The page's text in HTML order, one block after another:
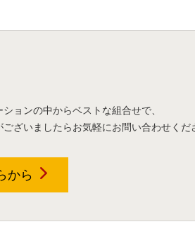
ョンの中からベストな組合せで、
ざいましたらお気軽にお問い合わせくだ
から